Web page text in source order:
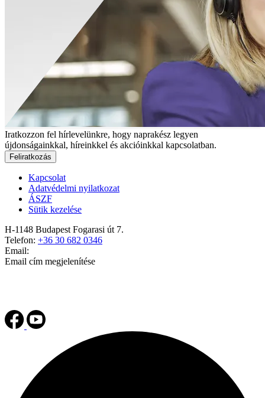
Iratkozzon fel hírlevelünkre, hogy naprakész legyen
újdonságainkkal, híreinkkel és akcióinkkal kapcsolatban.
Feliratkozás
Kapcsolat
Adatvédelmi nyilatkozat
ÁSZF
Sütik kezelése
H-1148 Budapest Fogarasi út 7.
Telefon: +36 30 682 0346
Email:
Email cím megjelenítése